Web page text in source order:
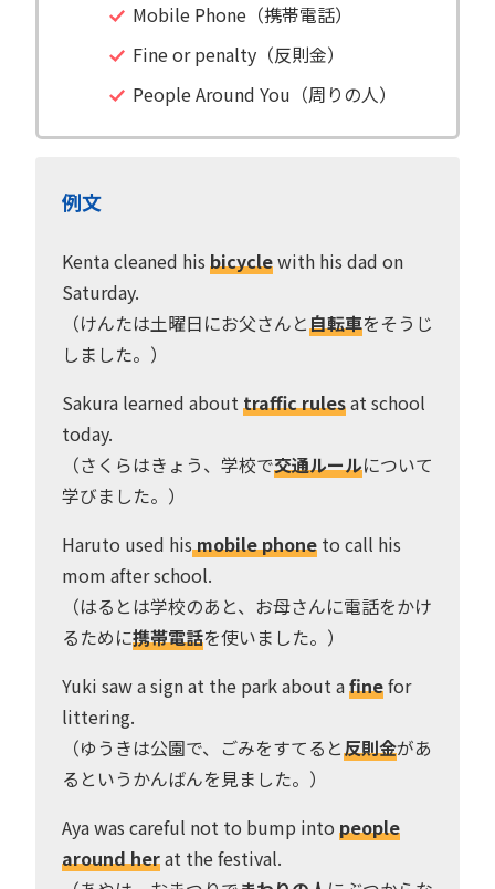
Mobile Phone（携帯電話）
Fine or penalty（反則金）
People Around You（周りの人）
例文
Kenta cleaned his bicyclewith his dad on
Saturday.
（けんたは土曜日にお父さんと自転車をそうじ
しました。）
Sakura learned abouttraffic rulesat school
today.
（さくらはきょう、学校で交通ルールについて
学びました。）
Haruto used hismobile phone to call his
mom after school.
（はるとは学校のあと、お母さんに電話をかけ
るために携帯電話を使いました。）
Yuki saw a sign at the park about afinefor
littering.
（ゆうきは公園で、ごみをすてると反則金があ
るというかんばんを見ました。）
Aya was careful not to bump into people
around herat the festival.